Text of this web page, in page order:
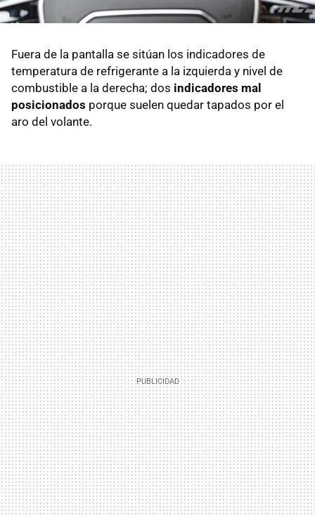
Fuera de la pantalla se sitúan los indicadores de
temperatura de refrigerante a la izquierda y nivel de
combustible a la derecha; dos indicadores mal
posicionados porque suelen quedar tapados por el
aro del volante.